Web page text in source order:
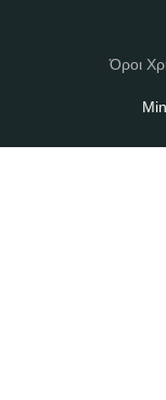
Όροι